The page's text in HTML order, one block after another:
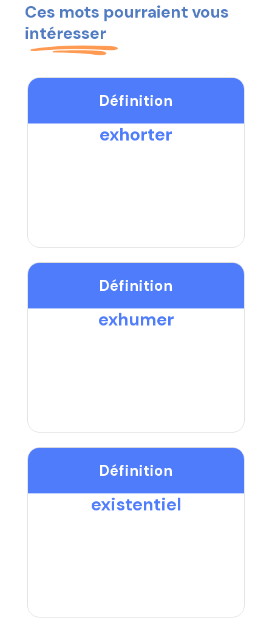
Ces mots pourraient vous
intéresser
Définition
exhorter
Définition
exhumer
Définition
existentiel